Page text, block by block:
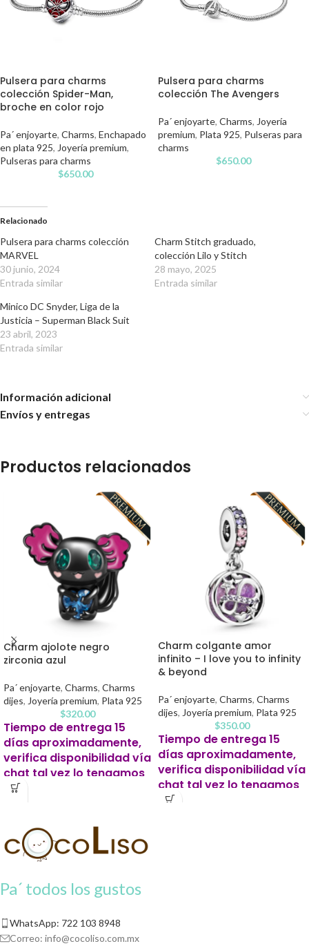
Pulsera para charms
colección Spider-Man,
broche en color rojo
Pa´ enjoyarte, Charms, Enchapado
en plata 925, Joyería premium,
Pulseras para charms
$650.00
Pulsera para charms
colección The Avengers
Pa´ enjoyarte, Charms, Joyería
premium, Plata 925, Pulseras para
charms
$650.00
Relacionado
Pulsera para charms colección
MARVEL
30 junio, 2024
Entrada similar
Charm Stitch graduado,
colección Lilo y Stitch
28 mayo, 2025
Entrada similar
Minico DC Snyder, Liga de la
Justicia – Superman Black Suit
23 abril, 2023
Entrada similar
Información adicional
Envíos y entregas
Productos relacionados
Charm ajolote negro
zirconia azul
Pa´ enjoyarte, Charms, Charms
dijes, Joyería premium, Plata 925
$320.00
Tiempo de entrega 15
días aproximadamente,
verifica disponibilidad vía
chat tal vez lo tengamos
listo antes.
contra entrega se solicitará un 20%
de apartado para iniciar tu pedido.
Charm colgante amor
infinito – I love you to infinity
& beyond
Pa´ enjoyarte, Charms, Charms
dijes, Joyería premium, Plata 925
$350.00
Tiempo de entrega 15
días aproximadamente,
verifica disponibilidad vía
chat tal vez lo tengamos
listo antes.
Pa´ todos los gustos
WhatsApp: 722 103 8948
Correo: info@cocoliso.com.mx